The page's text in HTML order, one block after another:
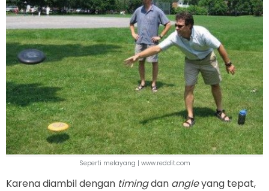
Seperti melayang | www.reddit.com
Karena diambil dengan timingdan angleyang tepat,